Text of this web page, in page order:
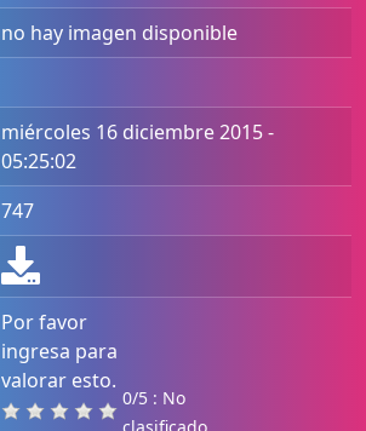
no hay imagen disponible
miércoles 16 diciembre 2015 -
05:25:02
747
Por favor
ingresa para
valorar esto.
0/5 : No